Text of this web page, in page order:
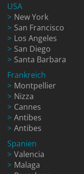
USA
New York
San Francisco
Los Angeles
San Diego
Santa Barbara
Frankreich
Montpellier
Nizza
Cannes
Antibes
Antibes
Spanien
Valencia
Malaga